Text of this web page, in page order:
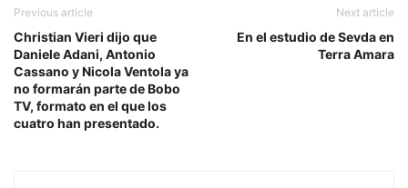
Previous article
Christian Vieri dijo que
Daniele Adani, Antonio
Cassano y Nicola Ventola ya
no formarán parte de Bobo
TV, formato en el que los
cuatro han presentado.
Next article
En el estudio de Sevda en
Terra Amara